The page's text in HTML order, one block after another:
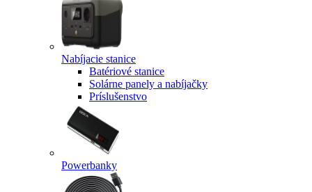
Nabíjacie stanice
Batériové stanice
Solárne panely a nabíjačky
Príslušenstvo
Powerbanky